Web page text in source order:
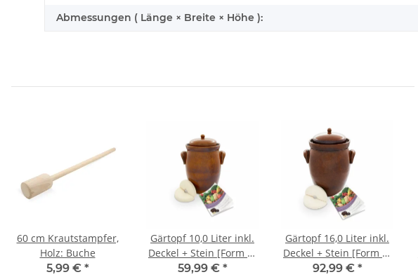
Abmessungen ( Länge × Breite × Höhe ):
60 cm Krautstampfer,
Holz: Buche
5,99 € *
Gärtopf 10,0 Liter inkl.
Deckel + Stein [Form 2]
braun
59,99 € *
Gärtopf 16,0 Liter inkl.
Deckel + Stein [Form 2]
braun
92,99 € *